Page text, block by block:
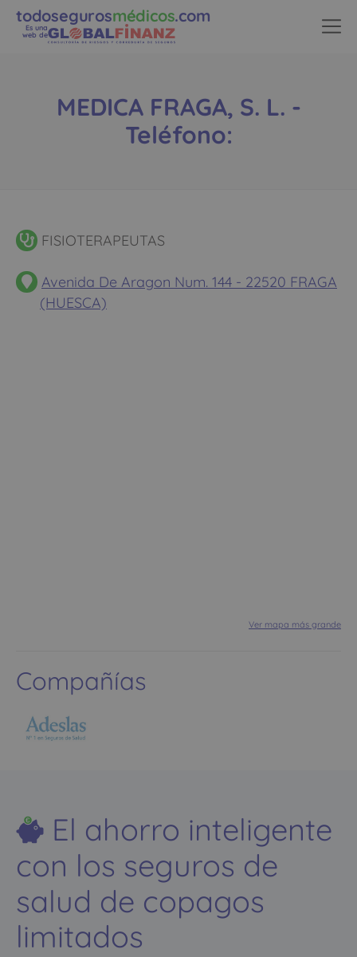
todosegurosmédicos.com
Es una
web de
MEDICA FRAGA, S. L. -
Teléfono:
FISIOTERAPEUTAS
Avenida De Aragon Num. 144 - 22520 FRAGA
(HUESCA)
Ver mapa más grande
Compañías
El ahorro inteligente
con los seguros de
salud de copagos
limitados